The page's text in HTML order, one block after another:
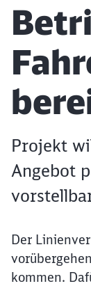
Projekt
Angebot
Der
kommen.